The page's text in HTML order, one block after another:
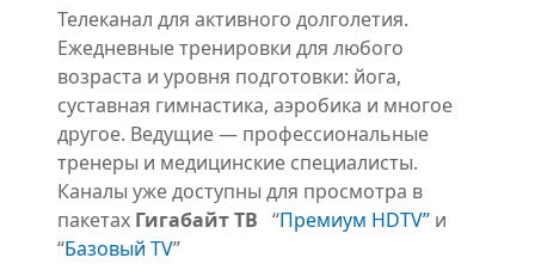
Телеканал для активного долголетия.
Ежедневные тренировки для любого
возраста и уровня подготовки: йога,
суставная гимнастика, аэробика и многое
другое. Ведущие — профессиональные
тренеры и медицинские специалисты.
Каналы уже доступны для просмотра в
пакетах Гигабайт ТВ “Премиум HDTV” и
“Базовый TV”